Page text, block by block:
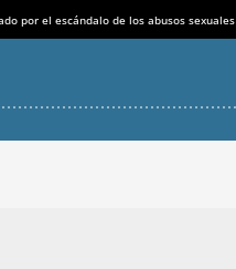
por el escándalo de los abusos sexuales